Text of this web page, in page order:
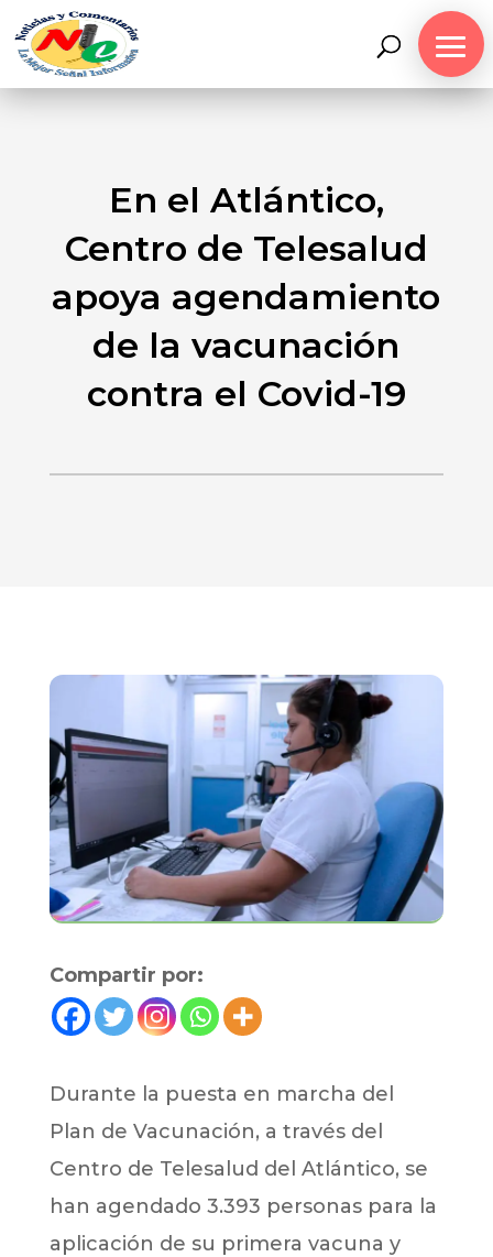
En el Atlántico,
Centro de Telesalud
apoya agendamiento
de la vacunación
contra el Covid-19
Compartir por:
Durante la puesta en marcha del
Plan de Vacunación, a través del
Centro de Telesalud del Atlántico, se
han agendado 3.393 personas para la
aplicación de su primera vacuna y